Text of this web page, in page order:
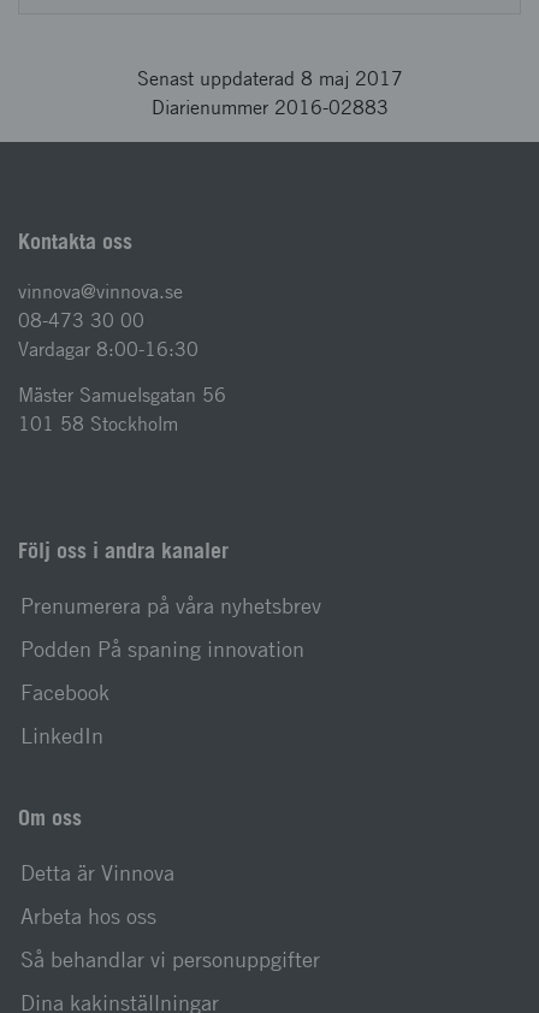
Senast uppdaterad 8 maj 2017
Diarienummer 2016-02883
Kontakta oss
vinnova@vinnova.se
08-473 30 00
Vardagar 8:00-16:30
Mäster Samuelsgatan 56
101 58 Stockholm
Följ oss i andra kanaler
Prenumerera på våra nyhetsbrev
Podden På spaning innovation
Facebook
LinkedIn
Om oss
Detta är Vinnova
Arbeta hos oss
Så behandlar vi personuppgifter
Dina kakinställningar